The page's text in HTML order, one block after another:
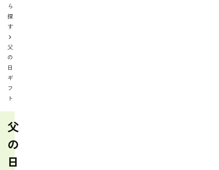
ら
探
す
父
の
日
ギ
フ
ト
父
の
日